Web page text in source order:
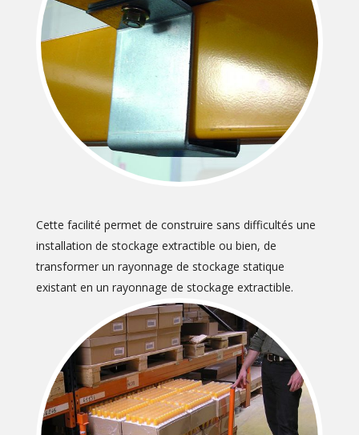
Cette facilité permet de construire sans difficultés une
installation de stockage extractible ou bien, de
transformer un rayonnage de stockage statique
existant en un rayonnage de stockage extractible.